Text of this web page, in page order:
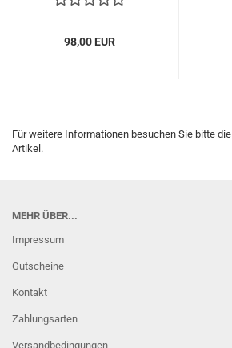
98,00 EUR
Für weitere Informationen besuchen Sie bitte die
Artikel.
MEHR ÜBER...
Impressum
Gutscheine
Kontakt
Zahlungsarten
Versandbedingungen